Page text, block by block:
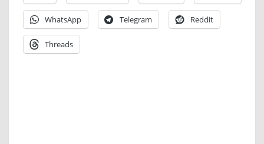
WhatsApp Telegram Reddit
Threads